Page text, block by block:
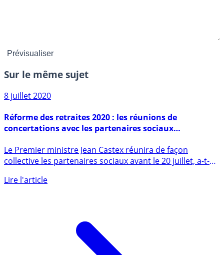
Sur le même sujet
Réforme des retraites 2020 : les réunions de
reprendront la semaine prochaine
Le Premier ministre Jean Castex réunira de façon
collective les partenaires sociaux avant le 20 juillet, a-t-
il (...)